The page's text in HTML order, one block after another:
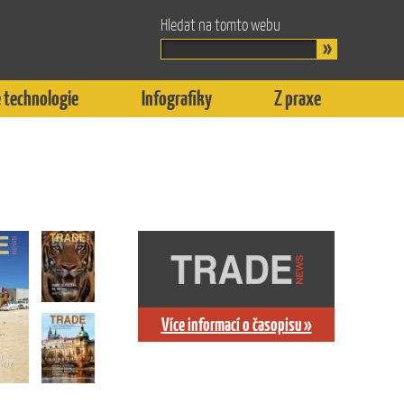
Hledat na tomto webu
technologie Infografiky Z praxe
Více informací o časopisu »